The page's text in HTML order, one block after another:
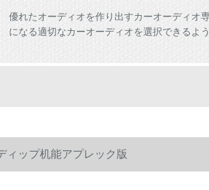
優れたオーディオを作り出すカーオーディオ
になる適切なカーオーディオを選択できるよ
ィップ机能アプレック版